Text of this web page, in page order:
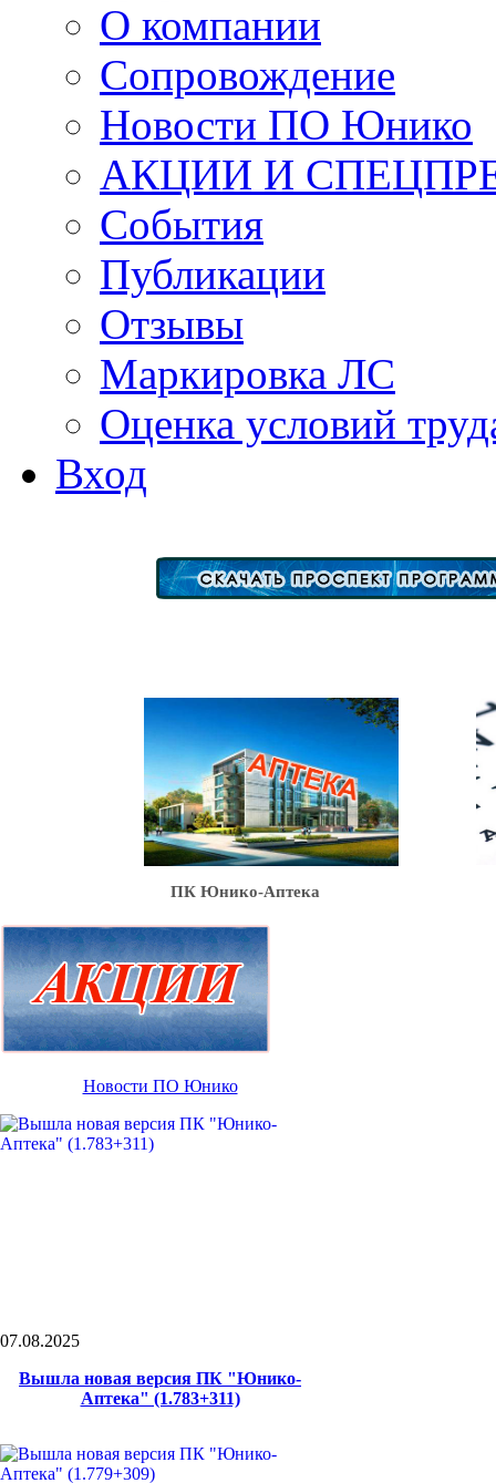
О компании
Сопровождение
Новости ПО Юнико
АКЦИИ И
События
Публикации
Отзывы
Маркировка ЛС
Оценка условий
Вход
ПК Юнико-Аптека
Новости ПО Юнико
07.08.2025
Вышла новая версия ПК "Юнико-
Аптека" (1.783+311)